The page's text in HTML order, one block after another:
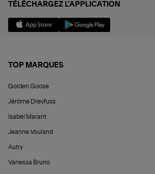
TÉLÉCHARGEZ L'APPLICATION
TOP MARQUES
Golden Goose
Jérôme Dreyfuss
Isabel Marant
Jeanne Vouland
Autry
Vanessa Bruno